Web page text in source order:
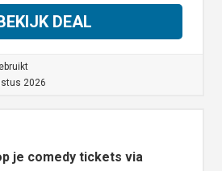
DEAL
2026
je comedy tickets via